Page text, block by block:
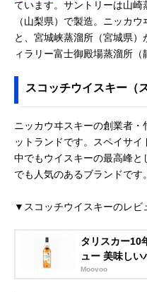
ています。サントリーは山
（山梨県）で製造。ニッカ
と、宮城峡蒸溜所（宮城県
ィラリー富士御殿場蒸溜所（
スコッチウイスキー（
ニッカウヰスキーの創業者
ットランドです。スペイサイ
中でもウイスキーの最高峰と
でも人気のあるブランドです。
▼スコッチウイスキーのレビ
タリスカー10
ュー 美味しい
Moovoo